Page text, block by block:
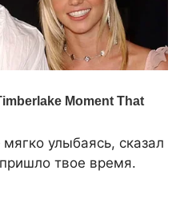
улыбаясь, сказал
твое время.